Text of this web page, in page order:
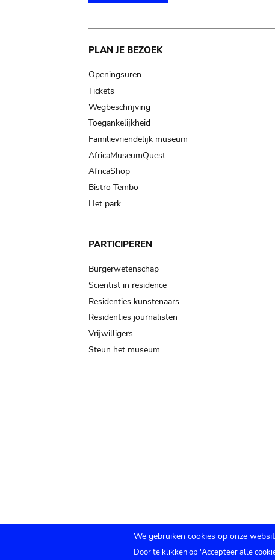
Main
navigation
PLAN JE BEZOEK
Openingsuren
Tickets
Wegbeschrijving
Toegankelijkheid
Familievriendelijk museum
AfricaMuseumQuest
AfricaShop
Bistro Tembo
Het park
PARTICIPEREN
Burgerwetenschap
Scientist in residence
Residenties kunstenaars
Residenties journalisten
Vrijwilligers
Steun het museum
We gebruiken cookies op onze
Door te klikken op 'Accepteer alle